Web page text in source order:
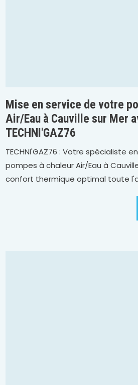
Mise en service de votre
Air/Eau à Cauville sur Mer
TECHNI'GAZ76
TECHNI'GAZ76 : Votre spécialiste
pompes à chaleur Air/Eau à
confort thermique optimal toute